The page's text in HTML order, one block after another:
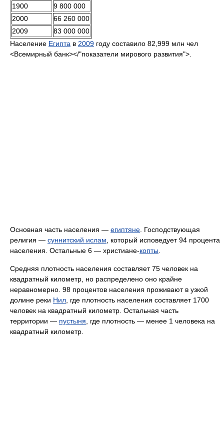
1900
9 800 000
2000
66 260 000
2009
83 000 000
Население Египта в 2009 году составило 82,999 млн чел
<Всемирный банк></"показатели мирового развития">.
Основная часть населения — египтяне . Господствующая
религия — суннитский ислам , который исповедует 94 процента
населения. Остальные 6 — христиане-копты
Средняя плотность населения составляет 75 человек на
квадратный километр, но распределено оно крайне
неравномерно. 98 процентов населения проживают в узкой
долине реки Нил , где плотность населения составляет 1700
человек на квадратный километр. Остальная часть
территории — пустыня , где плотность — менее 1 человека на
квадратный километр.